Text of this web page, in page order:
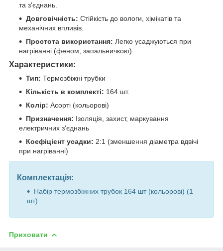
та з'єднань.
Довговічність: Стійкість до вологи, хімікатів та
механічних впливів.
Простота використання: Легко усаджуються при
нагріванні (феном, запальничкою).
Характеристики:
Тип: Термозбіжні трубки
Кількість в комплекті: 164 шт.
Колір: Асорті (кольорові)
Призначення: Ізоляція, захист, маркування
електричних з'єднань
Коефіцієнт усадки: 2:1 (зменшення діаметра вдвічі
при нагріванні)
Комплектація:
Набір термозбіжних трубок 164 шт (кольорові) (1
шт)
Приховати